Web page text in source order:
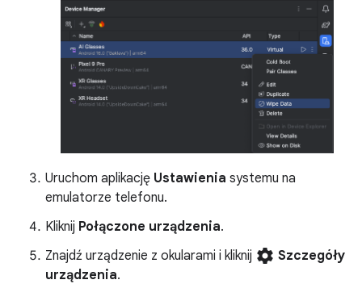
Uruchom aplikację Ustawienia systemu na
emulatorze telefonu.
Kliknij Połączone urządzenia.
Znajdź urządzenie z okularami i kliknij settings Szczegóły
urządzenia.